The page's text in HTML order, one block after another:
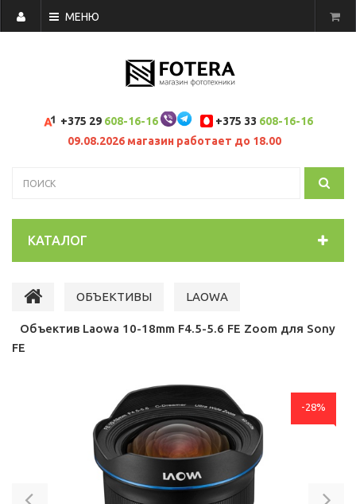
МЕНЮ
+375 29 608-16-16 +375 33 608-16-16
09.08.2026 магазин работает до 18.00
КАТАЛОГ
ОБЪЕКТИВЫ LAOWA
Объектив Laowa 10-18mm F4.5-5.6 FE Zoom для Sony
FE
-28%
Previous